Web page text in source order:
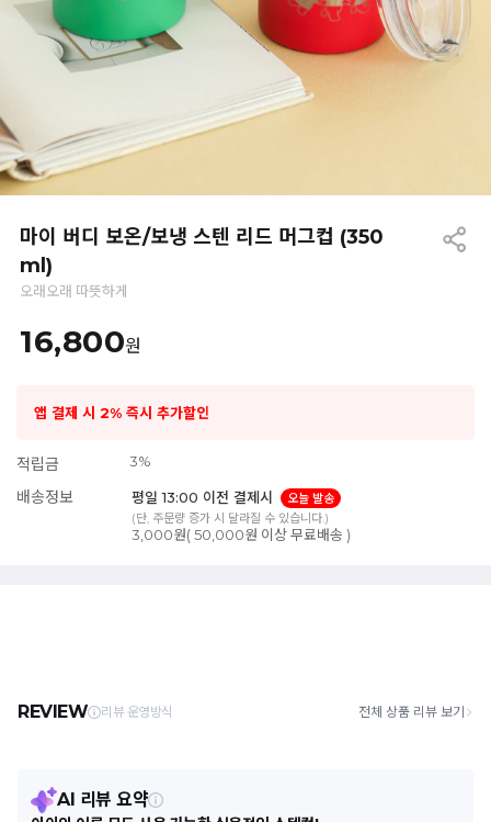
마이 버디 보온/보냉 스텐 리드 머그컵 (350
ml)
오래오래 따뜻하게
16,800원
앱 결제 시 2% 즉시 추가할인
적립금 3%
배송정보 평일 13:00 이전 결제시
오늘 발송
(단, 주문량 증가 시 달라질 수 있습니다.)
3,000원( 50,000원 이상 무료배송 )